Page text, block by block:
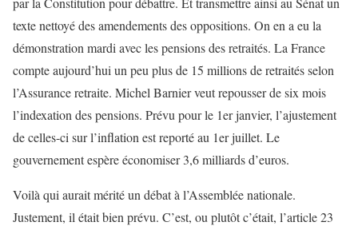
texte nettoyé des amendements des oppositions. On en a eu la
démonstration mardi avec les pensions des retraités. La France
compte aujourd’hui un peu plus de 15 millions de retraités selon
l’Assurance retraite. Michel Barnier veut repousser de six mois
l’indexation des pensions. Prévu pour le 1er janvier, l’ajustement
de celles-ci sur l’inflation est reporté au 1er juillet. Le
gouvernement espère économiser 3,6 milliards d’euros.
Voilà qui aurait mérité un débat à l’Assemblée nationale.
Justement, il était bien prévu. C’est, ou plutôt c’était, l’article 23